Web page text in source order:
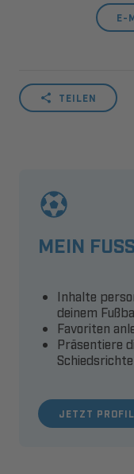
E-
TEILEN
MEIN
JETZT
Inhalte
deinem
Favoriten
Präsentiere